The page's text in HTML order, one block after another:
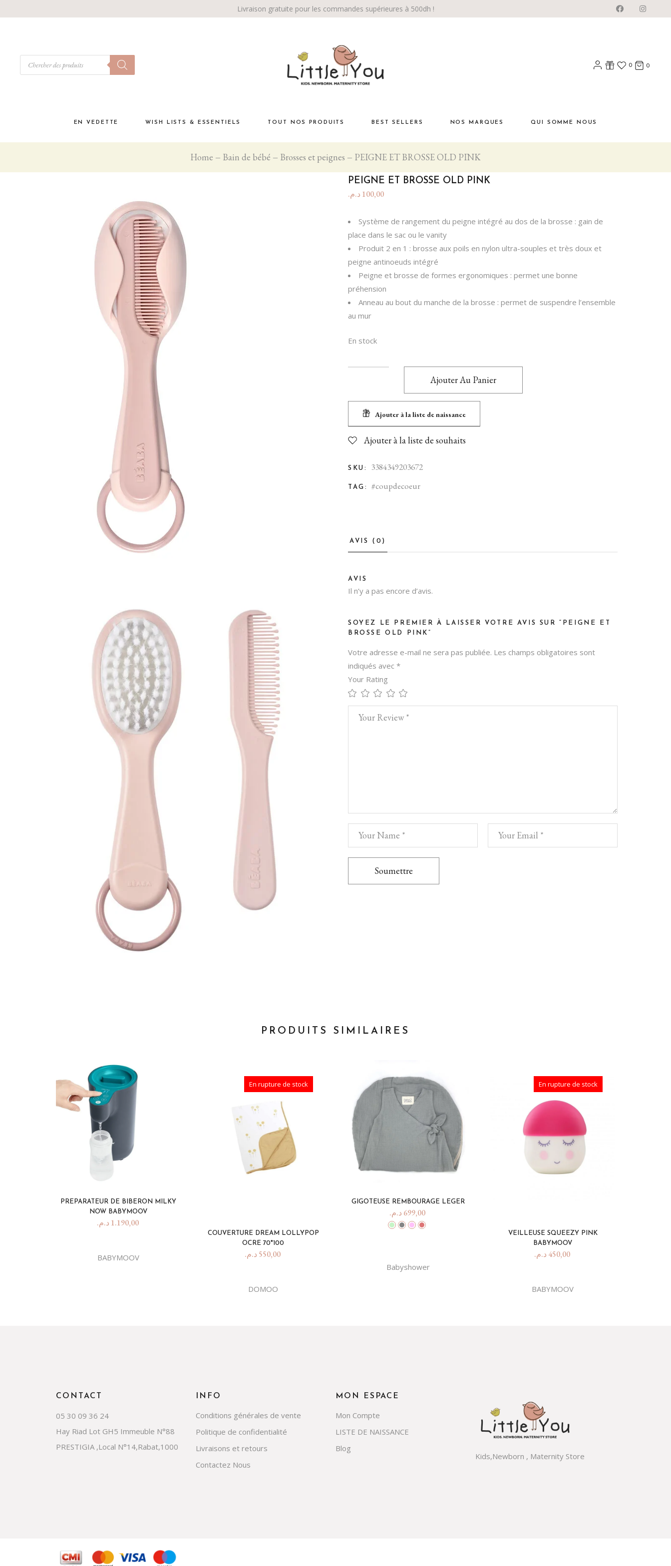
Livraison gratuite pour les commandes supérieures à 500dh !
0 0
EN VEDETTE WISH LISTS & ESSENTIELS
Coffrets cadeaux
Happy 1 Year List
TOUT NOS PRODUITS
Habiller bébé
Diversification alimentaire
BEST SELLERS NOS MARQUES QUI SOMME NOUS
Home Bain de bébé Brosses et peignes PEIGNE ET BROSSE OLD PINK
PEIGNE ET BROSSE OLD PINK
100,00 د.م.
Système de rangement du peigne intégré au dos de la brosse : gain de
place dans le sac ou le vanity
Produit 2 en 1 : brosse aux poils en nylon ultra-souples et très doux et
peigne antinoeuds intégré
Peigne et brosse de formes ergonomiques : permet une bonne
préhension
Anneau au bout du manche de la brosse : permet de suspendre l’ensemble
au mur
En stock
Ajouter Au Panier
Ajouter à la liste de naissance
Ajouter à la liste de souhaits
SKU: 3384349203672
TAG: #coupdecoeur
AVIS (0)
AVIS
Il n’y a pas encore d’avis.
SOYEZ LE PREMIER À LAISSER VOTRE AVIS SUR “PEIGNE ET
BROSSE OLD PINK”
Votre adresse e-mail ne sera pas publiée. Les champs obligatoires sont
indiqués avec *
Your Rating
Soumettre
PRODUITS SIMILAIRES
PREPARATEUR DE BIBERON MILKY
NOW BABYMOOV
1.190,00 د.م.
BABYMOOV
En rupture de stock
COUVERTURE DREAM LOLLYPOP
OCRE 70*100
550,00 د.م.
DOMOO
GIGOTEUSE REMBOURAGE LEGER
699,00 د.م.
Babyshower
En rupture de stock
VEILLEUSE SQUEEZY PINK
BABYMOOV
450,00 د.م.
BABYMOOV
CONTACT
05 30 09 36 24
Hay Riad Lot GH5 Immeuble N°88
PRESTIGIA ,Local N°14,Rabat,1000
INFO
Conditions générales de vente
Politique de confidentialité
Livraisons et retours
Contactez Nous
MON ESPACE
Mon Compte
LISTE DE NAISSANCE
Blog
Kids,Newborn , Maternity Store